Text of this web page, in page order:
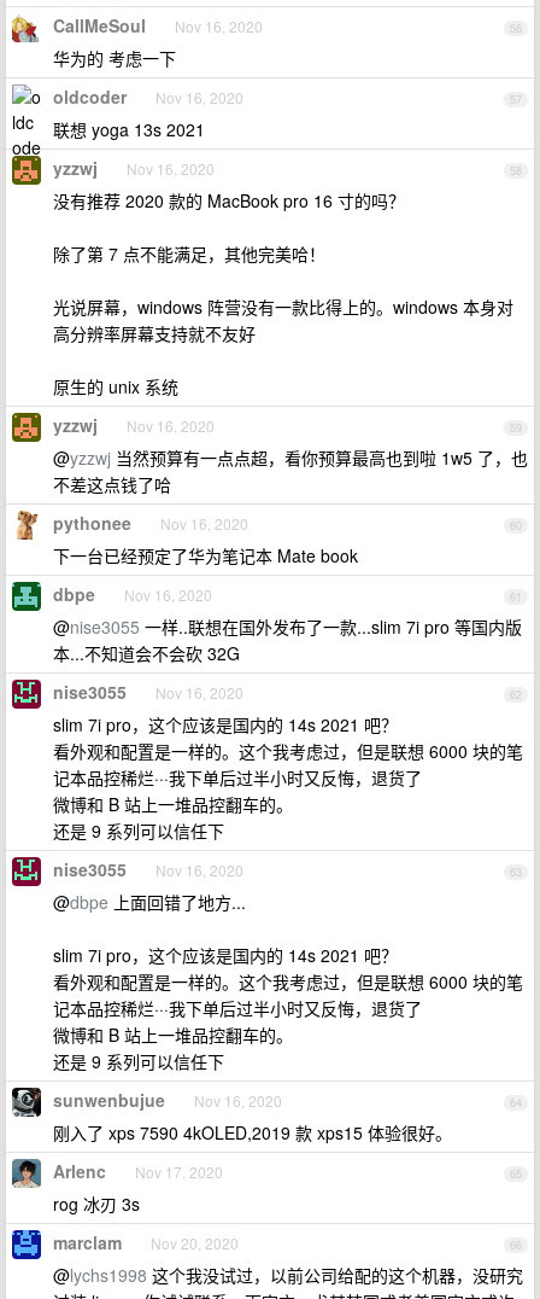
56
CallMeSoul Nov 16, 2020
华为的 考虑一下
57
oldcoder Nov 16, 2020
联想 yoga 13s 2021
58
yzzwj Nov 16, 2020
没有推荐 2020 款的 MacBook pro 16 寸的吗？
除了第 7 点不能满足，其他完美哈！
光说屏幕，windows 阵营没有一款比得上的。windows 本身对
高分辨率屏幕支持就不友好
原生的 unix 系统
59
yzzwj Nov 16, 2020
@yzzwj 当然预算有一点点超，看你预算最高也到啦 1w5 了，也
不差这点钱了哈
60
pythonee Nov 16, 2020
下一台已经预定了华为笔记本 Mate book
61
dbpe Nov 16, 2020
@nise3055 一样..联想在国外发布了一款...slim 7i pro 等国内版
本...不知道会不会砍 32G
62
nise3055 Nov 16, 2020
slim 7i pro，这个应该是国内的 14s 2021 吧？
看外观和配置是一样的。这个我考虑过，但是联想 6000 块的笔
记本品控稀烂···我下单后过半小时又反悔，退货了
微博和 B 站上一堆品控翻车的。
还是 9 系列可以信任下
63
nise3055 Nov 16, 2020
@dbpe 上面回错了地方...
slim 7i pro，这个应该是国内的 14s 2021 吧？
看外观和配置是一样的。这个我考虑过，但是联想 6000 块的笔
记本品控稀烂···我下单后过半小时又反悔，退货了
微博和 B 站上一堆品控翻车的。
还是 9 系列可以信任下
64
sunwenbujue Nov 16, 2020
刚入了 xps 7590 4kOLED,2019 款 xps15 体验很好。
65
Arlenc Nov 17, 2020
rog 冰刃 3s
66
marclam Nov 20, 2020
@lychs1998 这个我没试过，以前公司给配的这个机器，没研究